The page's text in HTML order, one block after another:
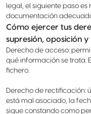
legal, el siguiente paso es
documentación
Cómo ejercer tus
supresión, oposición
Derecho de acceso:
qué información se trata.
fichero.
Derecho de rectificación:
está mal asociado, la
sigue constando como